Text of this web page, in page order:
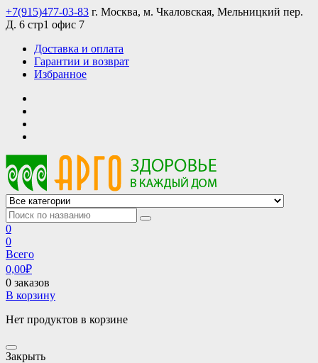
Skip
to
+7(915)477-03-83 г. Москва, м. Чкаловская, Мельницкий пер.
Д. 6 стр1 офис 7
Доставка и оплата
Гарантии и возврат
Избранное
АРГО интернет магазин, доставка в Москве и по всей России
АРГО каталог каталог продукции, официальные цены
0
0
Всего
0,00₽
0 заказов
В корзину
Нет продуктов в корзине
Закрыть